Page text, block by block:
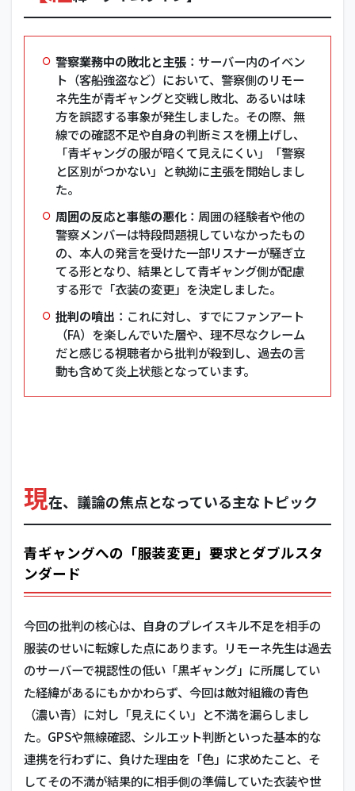
警察業務中の敗北と主張：サーバー内のイベン
ト（客船強盗など）において、警察側のリモー
ネ先生が青ギャングと交戦し敗北、あるいは味
方を誤認する事象が発生しました。その際、無
線での確認不足や自身の判断ミスを棚上げし、
「青ギャングの服が暗くて見えにくい」「警察
と区別がつかない」と執拗に主張を開始しまし
た。
周囲の反応と事態の悪化：周囲の経験者や他の
警察メンバーは特段問題視していなかったもの
の、本人の発言を受けた一部リスナーが騒ぎ立
てる形となり、結果として青ギャング側が配慮
する形で「衣装の変更」を決定しました。
批判の噴出 ：これに対し、すでにファンアート
（FA）を楽しんでいた層や、理不尽なクレーム
だと感じる視聴者から批判が殺到し、過去の言
動も含めて炎上状態となっています。
現在、議論の焦点となっている主なトピック
青ギャングへの「服装変更」要求とダブルスタ
ンダード
今回の批判の核心は、自身のプレイスキル不足を相手の
服装のせいに転嫁した点にあります。リモーネ先生は過去
のサーバーで視認性の低い「黒ギャング」に所属してい
た経緯があるにもかかわらず、今回は敵対組織の青色
（濃い青）に対し「見えにくい」と不満を漏らしまし
た。GPSや無線確認、シルエット判断といった基本的な
連携を行わずに、負けた理由を「色」に求めたこと、そ
してその不満が結果的に相手側の準備していた衣装や世